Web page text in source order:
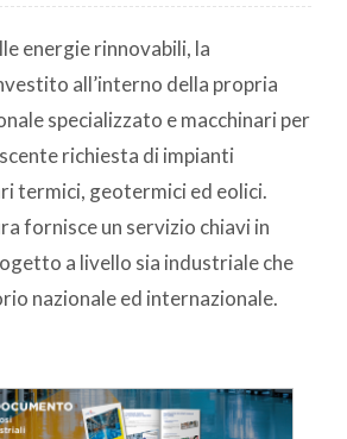
energie rinnovabili, la
all’interno della propria
specializzato e macchinari per
richiesta di impianti
termici, geotermici ed eolici.
fornisce un servizio chiavi in
a livello sia industriale che
nazionale ed internazionale.